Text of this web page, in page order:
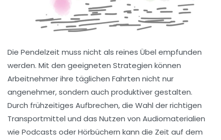
Die Pendelzeit muss nicht als reines Übel empfunden
werden. Mit den geeigneten Strategien können
Arbeitnehmer ihre täglichen Fahrten nicht nur
angenehmer, sondern auch produktiver gestalten.
Durch frühzeitiges Aufbrechen, die Wahl der richtigen
Transportmittel und das Nutzen von Audiomaterialien
wie Podcasts oder Hörbüchern kann die Zeit auf dem